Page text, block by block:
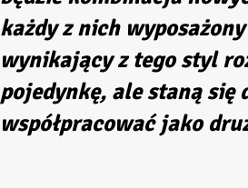
każdy z nich
wynikający z tego styl
pojedynkę, ale staną się
współpracować jako